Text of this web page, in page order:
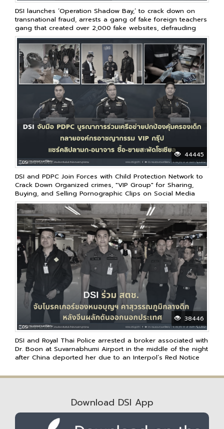
DSI launches ‘Operation Shadow Bay,’ to crack down on
transnational fraud, arrests a gang of fake foreign teachers
gang that created over 2,000 fake websites, defrauding
victims in over 20 countries worldwide, resulting in losses
of over 2 billion baht
44445
DSI and PDPC Join Forces with Child Protection Network to
Crack Down Organized crimes, "VIP Group" for Sharing,
Buying, and Selling Pornographic Clips on Social Media
38446
DSI and Royal Thai Police arrested a broker associated with
Dr. Boon at Suvarnabhumi Airport in the middle of the night
after China deported her due to an Interpol’s Red Notice
Download DSI App